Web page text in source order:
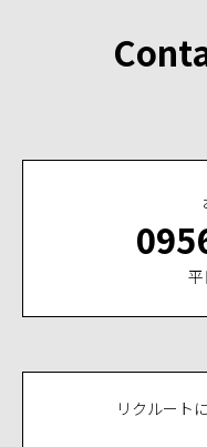
平
リクルート